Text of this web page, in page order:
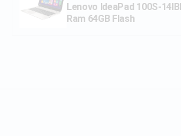
Lenovo IdeaPad 100S-
Ram 64GB Flash